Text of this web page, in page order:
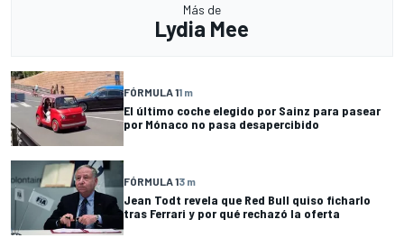
Más de
Lydia Mee
FÓRMULA 11 m
El último coche elegido por Sainz para pasear
por Mónaco no pasa desapercibido
FÓRMULA 13 m
Jean Todt revela que Red Bull quiso ficharlo
tras Ferrari y por qué rechazó la oferta